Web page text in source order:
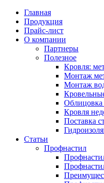
Главная
Продукция
Прайс-лист
О компании
Партнеры
Полезное
Кровля:
Монтаж
Монтаж
Облицовка
Кровля
Поставка
Статьи
Профнастил
Партнеры
Полезное
Профнастил
Металлочерепица
Карнизная планка
Ендова нижняя
Ендова верхняя фигурная
Ветровая планка
Цена на профнастил
Цена на металлочерепицу